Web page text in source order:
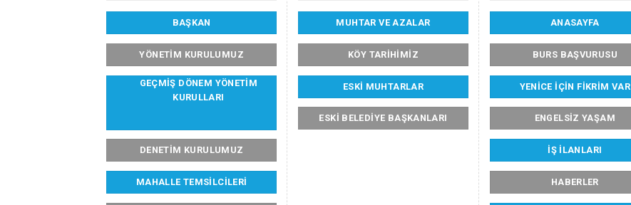
BAŞKAN
YÖNETİM KURULUMUZ
GEÇMIŞ DÖNEM YÖNETIM
KURULLARI
DENETIM KURULUMUZ
MAHALLE TEMSILCILERI
MUHTAR VE AZALAR
KÖY TARIHIMIZ
ESKI MUHTARLAR
ESKI BELEDIYE BAŞKANLARI
ANASAYFA
BURS BAŞVURUSU
YENICE İÇIN FIKRIM VAR
ENGELSIZ YAŞAM
İŞ İLANLARI
HABERLER